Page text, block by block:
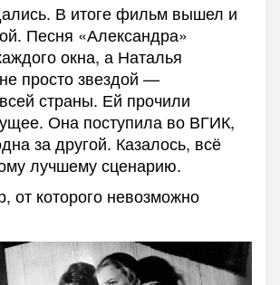
В итоге фильм вышел и
Песня «Александра»
окна, а Наталья
просто звездой —
страны. Ей прочили
Она поступила во ВГИК,
за другой. Казалось, всё
лучшему сценарию.
от которого невозможно